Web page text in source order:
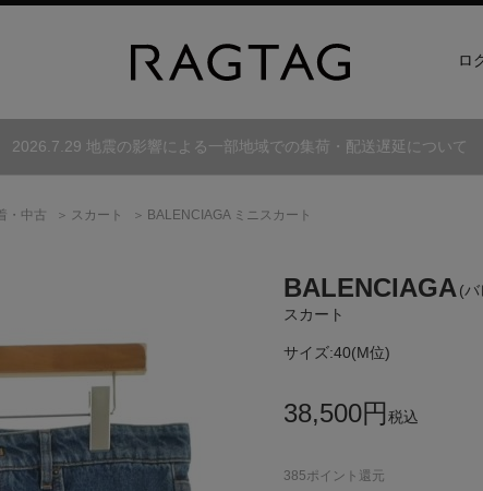
ロ
2026.7.29 地震の影響による一部地域での集荷・配送遅延について
・中古 スカート BALENCIAGA ミニスカート
BALENCIAGA (
スカート
サイズ:40(M位)
38,500円 税込
385ポイント還元